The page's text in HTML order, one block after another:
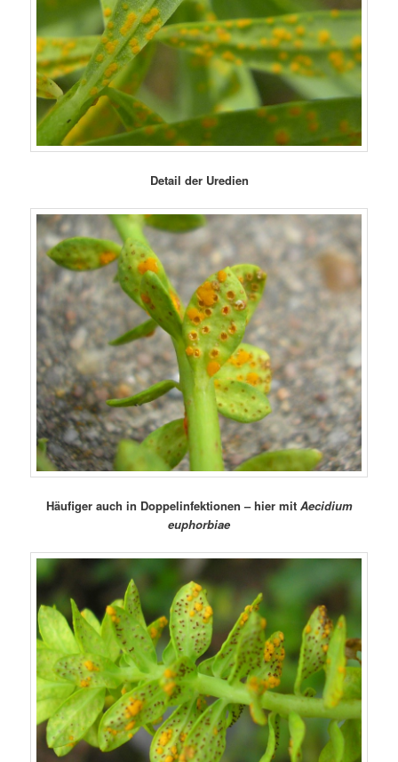
Detail der Uredien
Häufiger auch in Doppelinfektionen – hier mit Aecidium
euphorbiae